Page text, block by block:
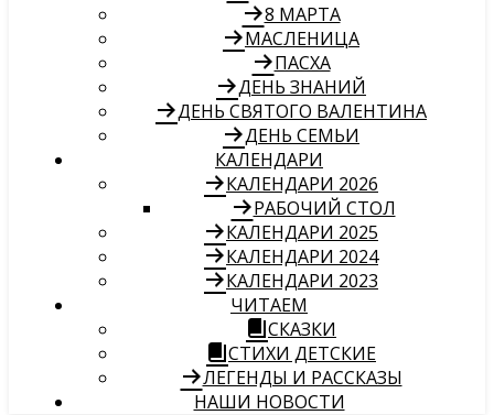
8 МАРТА
МАСЛЕНИЦА
ПАСХА
ДЕНЬ ЗНАНИЙ
ДЕНЬ СВЯТОГО ВАЛЕНТИНА
ДЕНЬ СЕМЬИ
КАЛЕНДАРИ
КАЛЕНДАРИ 2026
РАБОЧИЙ СТОЛ
КАЛЕНДАРИ 2025
КАЛЕНДАРИ 2024
КАЛЕНДАРИ 2023
ЧИТАЕМ
СКАЗКИ
СТИХИ ДЕТСКИЕ
ЛЕГЕНДЫ И РАССКАЗЫ
НАШИ НОВОСТИ